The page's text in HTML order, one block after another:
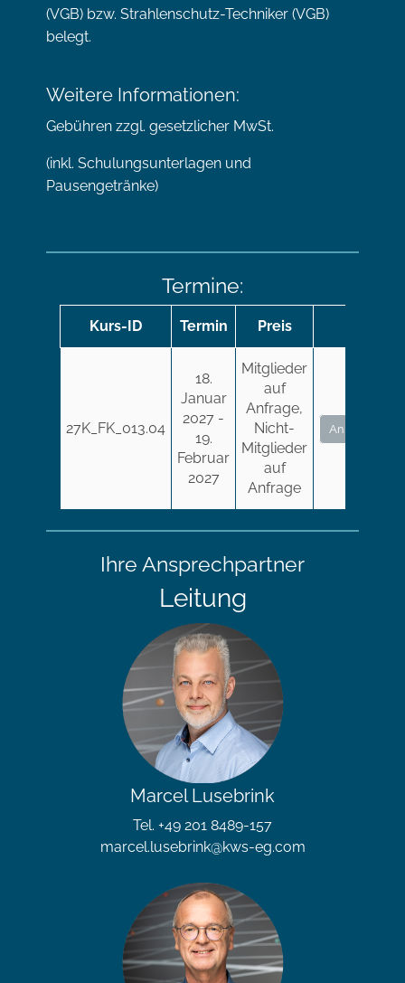
(VGB) bzw. Strahlenschutz-Techniker (VGB)
belegt.
Weitere Informationen:
Gebühren zzgl. gesetzlicher MwSt.
(inkl. Schulungsunterlagen und
Pausengetränke)
Termine:
Kurs-ID Termin Preis
27K_FK_013.04
18.
Januar
2027 -
19.
Februar
2027
Mitglieder
auf
Anfrage,
Nicht-
Mitglieder
auf
Anfrage
Anmelden
Ihre Ansprechpartner
Leitung
Marcel Lusebrink
Tel. +49 201 8489-157
marcel.lusebrink@kws-eg.com